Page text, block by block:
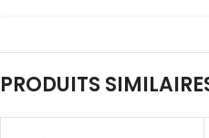
PRODUITS